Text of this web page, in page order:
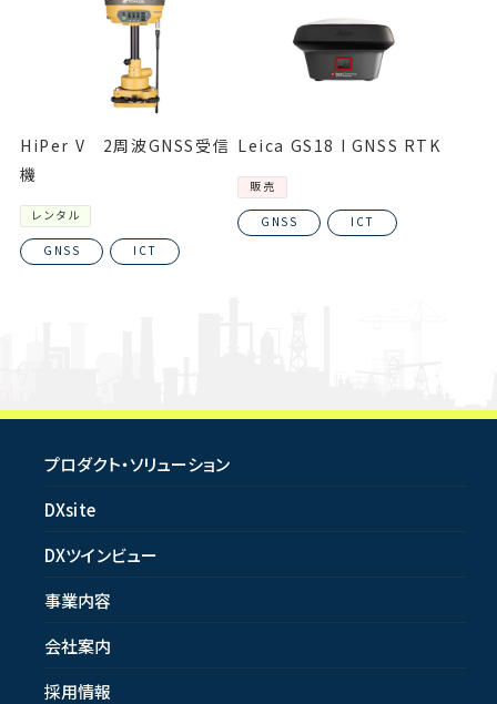
HiPer V 2周波GNSS受信
機
レンタル
GNSS ICT
Leica GS18 I GNSS RTK
販売
GNSS ICT
プロダクト・ソリューション
DXsite
DXツインビュー
事業内容
会社案内
採用情報